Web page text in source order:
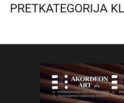
ART
PRETKATEGORIJA